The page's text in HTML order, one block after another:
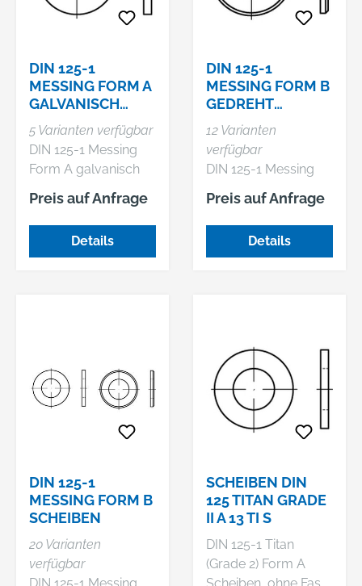
DIN 125-1
MESSING FORM A
GALVANISCH
VERNICKELT
SCHEIBEN, OHNE
FASE
5 Varianten verfügbar
DIN 125-1 Messing
Form A galvanisch
vernickelt Scheiben,
ohne Fase
Preis auf Anfrage
Details
DIN 125-1
MESSING FORM B
GEDREHT
SCHEIBEN, MIT
FASE
12 Varianten
verfügbar
DIN 125-1 Messing
Form B gedreht
Scheiben, mit Fase
Preis auf Anfrage
Details
DIN 125-1
MESSING FORM B
SCHEIBEN
20 Varianten
verfügbar
SCHEIBEN DIN
125 TITAN GRADE
II A 13 TI S
DIN 125-1 Titan
(Grade 2) Form A